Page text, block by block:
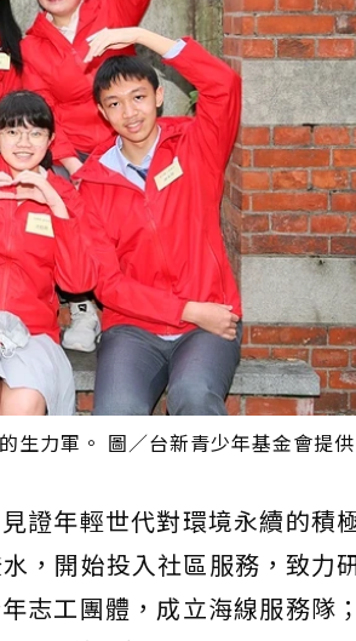
生力軍。 圖／台新青少年基金會提供
證年輕世代對環境永續的積
，開始投入社區服務，致力
志工團體，成立海線服務隊